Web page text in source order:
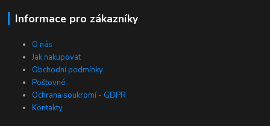
Informace pro zákazníky
O nás
Jak nakupovat
Obchodní podmínky
Poštovné
Ochrana soukromí - GDPR
Kontakty